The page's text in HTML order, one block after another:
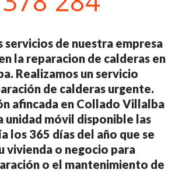
servicios de nuestra empresa
la reparacion de calderas en
Realizamos un servicio
de calderas urgente.
afincada en Collado Villalba
unidad móvil disponible las
los 365 días del año que se
vivienda o negocio para
o el mantenimiento de